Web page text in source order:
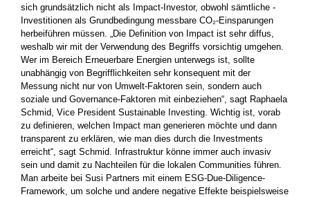
sich grundsätzlich nicht als Impact-Investor, obwohl sämtliche ­
Investitionen als Grundbedingung messbare CO₂-Einsparungen
herbeiführen müssen. „Die Definition von Impact ist sehr diffus,
weshalb wir mit der Verwendung des Begriffs vorsichtig umgehen.
Wer im Bereich Erneuerbare Energien unterwegs ist, sollte
unabhängig von Begrifflichkeiten sehr konsequent mit der
Messung nicht nur von Umwelt-Faktoren sein, sondern auch
soziale und Governance-Faktoren mit einbeziehen“, sagt Raphaela
Schmid, ­Vice President Sustainable Investing. Wichtig ist, vorab
zu definieren, welchen Impact man generieren möchte und dann
transparent zu erklären, wie man dies durch die Investments
erreicht“, sagt Schmid. Infrastruktur könne immer auch invasiv
sein und damit zu Nachteilen für die lokalen Communities führen.
Man arbeite bei Susi Partners mit einem ESG-Due-Diligence-
Framework, um ­solche und andere negative Effekte beispielsweise